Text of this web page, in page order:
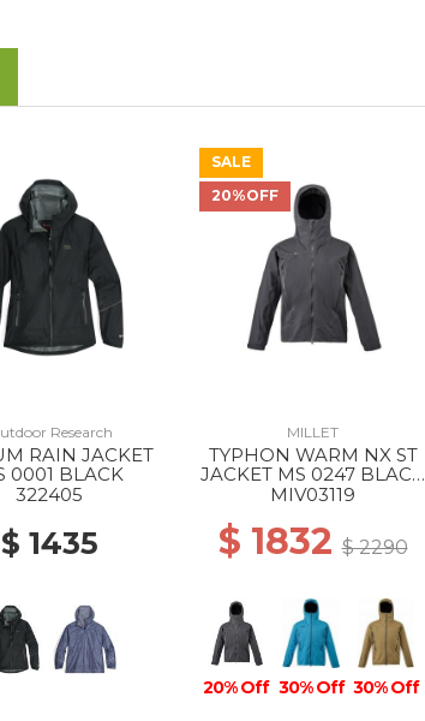
Research
RAIN JACKET
0001 BLACK
322405
$ 1435
SALE
20%OFF
MILLET
TYPHON WARM NX ST
JACKET MS 0247 BLACK
- NOIR
MIV03119
$ 1832$ 2290
20% Off 30% Off 30% Off